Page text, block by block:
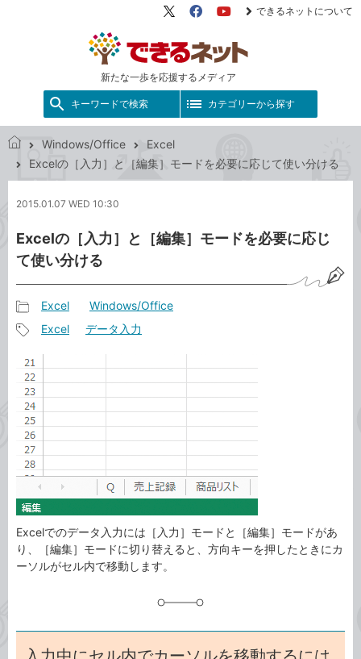
新たな一歩を応援するメディア
X（旧
FacebookYouTube
できるネットについて
キーワードで検索 カテゴリーから探す
で
ネ
ト
Windows/Office
Excel
Excelの［入力］と［編集］モードを必要に応じて使い分ける
2015.01.07 WED 10:30
Excelの［入力］と［編集］モードを必要に応じ
て使い分ける
事
カ
テ
ゴ
リ
Excel Windows/Office
事
タ
グ
Excel データ入力
Excelでのデータ入力には［入力］モードと［編集］モードがあ
り、［編集］モードに切り替えると、方向キーを押したときにカ
ーソルがセル内で移動します。